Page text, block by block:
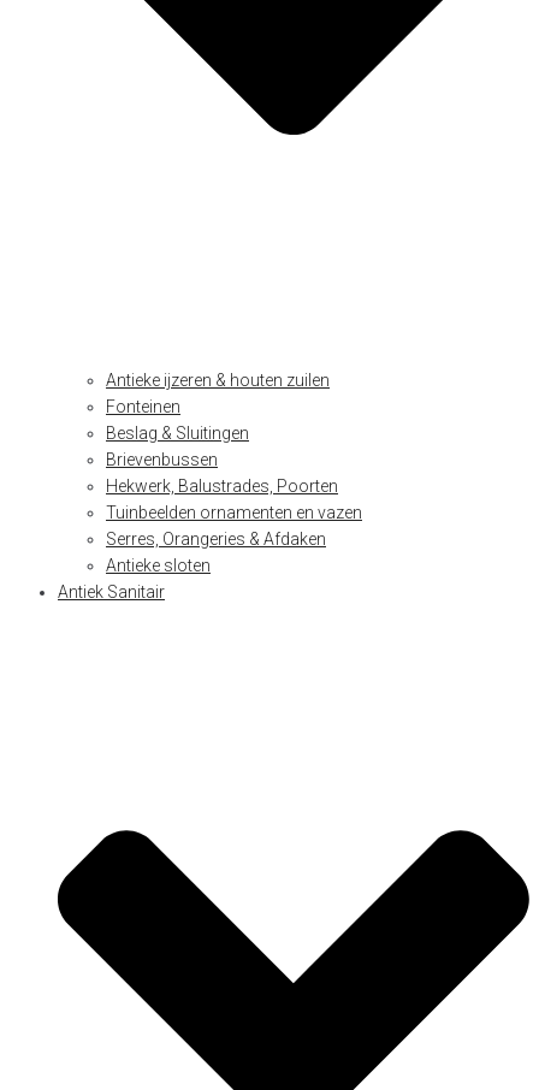
Antieke ijzeren & houten zuilen
Fonteinen
Beslag & Sluitingen
Brievenbussen
Hekwerk, Balustrades, Poorten
Tuinbeelden ornamenten en vazen
Serres, Orangeries & Afdaken
Antieke sloten
Antiek Sanitair